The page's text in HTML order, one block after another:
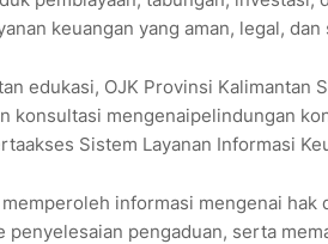
keuangan yang aman, legal,
edukasi, OJK Provinsi Kalimantan
konsultasi mengenaipelindungan
Sistem Layanan Informasi
informasi mengenai hak
pengaduan, serta